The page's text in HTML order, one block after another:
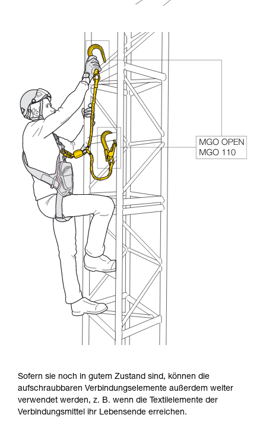
Sofern sie noch in gutem Zustand sind, können die
aufschraubbaren Verbindungselemente außerdem weiter
verwendet werden, z. B. wenn die Textilelemente der
Verbindungsmittel ihr Lebensende erreichen.